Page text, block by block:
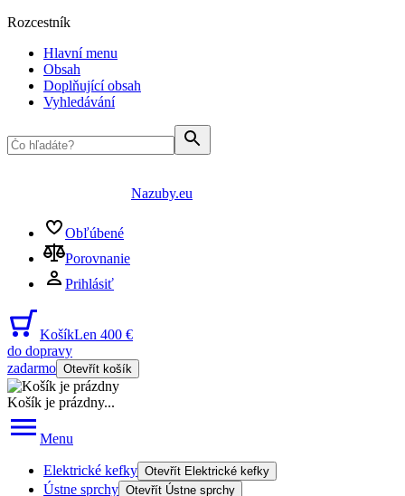
Rozcestník
Hlavní menu
Obsah
Doplňující obsah
Vyhledávání
Nazuby.eu
Obľúbené
Porovnanie
Prihlásiť
KošíkLen 400 €
do dopravy
zadarmo Otevřít košík
Košík je prázdny...
Menu
Elektrické kefky Otevřít Elektrické kefky
Ústne sprchy Otevřít Ústne sprchy